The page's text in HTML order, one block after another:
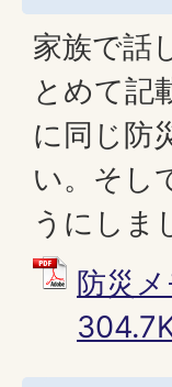
家族で話
とめて記
に同じ防
い。そし
うにしま
防災